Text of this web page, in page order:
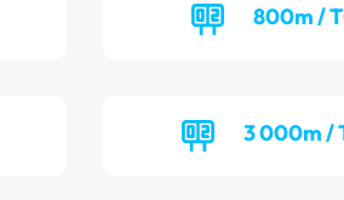
800m /
3 000m /